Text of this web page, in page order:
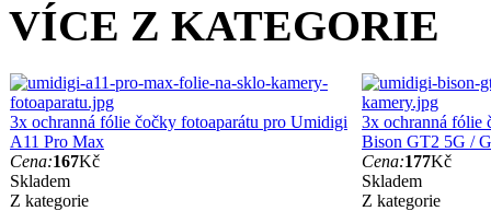
VÍCE Z KATEGORIE
3x ochranná fólie čočky fotoaparátu pro Umidigi
A11 Pro Max
Cena:167Kč
Skladem
Z kategorie
3x ochranná fólie
Bison GT2 5G /
Cena:177Kč
Skladem
Z kategorie